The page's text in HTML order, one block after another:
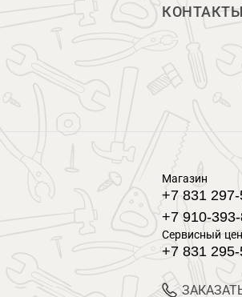
КОНТАКТЫ
Магазин
+7 831
+7 910-
Сервисный
+7 831